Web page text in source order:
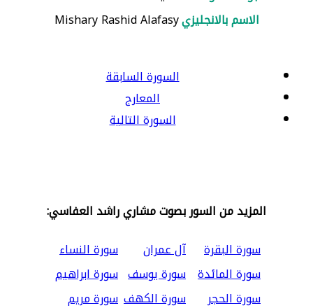
الاسم بالانجليزيMishary Rashid Alafasy
السورة السابقة
المعارج
السورة التالية
المزيد من السور بصوت مشاري راشد العفاسي:
سورة البقرة
آل عمران
سورة النساء
سورة المائدة سورة يوسف سورة ابراهيم
سورة الحجر
سورة الكهف سورة مريم